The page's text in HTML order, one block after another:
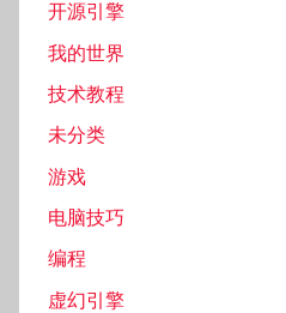
开源引擎
我的世界
技术教程
未分类
游戏
电脑技巧
编程
虚幻引擎